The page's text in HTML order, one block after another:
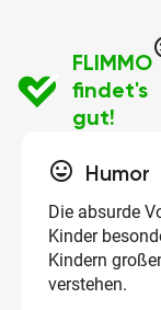
FLIMMO
findet's
gut!
tag_faces Humor
Die absurde
Kinder
Kindern
verstehen.